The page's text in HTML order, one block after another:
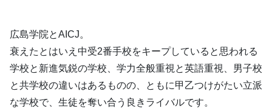
広島学院とAICJ。
衰えたとはいえ中受2番手校をキープしていると思われる
学校と新進気鋭の学校、学力全般重視と英語重視、男子校
と共学校の違いはあるものの、ともに甲乙つけがたい立派
な学校で、生徒を奪い合う良きライバルです。